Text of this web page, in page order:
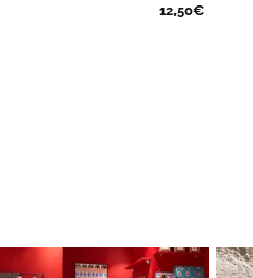
12,50€